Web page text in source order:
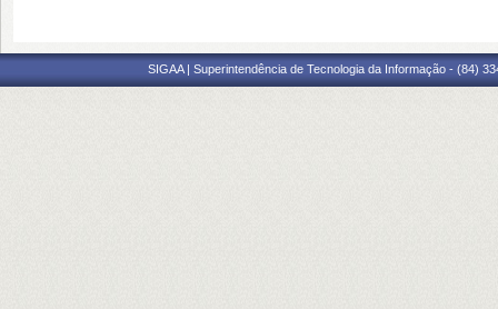
SIGAA | Superintendência de Tecnologia da Informação - (84)